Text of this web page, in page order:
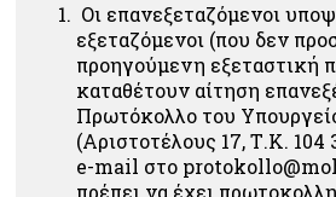
Οι επανεξεταζόμενοι
εξεταζόμενοι (που δεν
προηγούμενη εξεταστική
καταθέτουν αίτηση
Πρωτόκολλο του
(Αριστοτέλους 17, Τ.Κ.
e-mail στο
πρέπει να έχει